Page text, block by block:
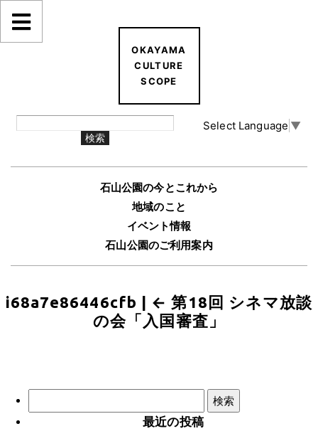
OKAYAMA
CULTURE
SCOPE
Select Language ▼
石山公園の今とこれから
地域のこと
イベント情報
石山公園のご利用案内
i68a7e86446cfb | ←第18回 シネマ放談
の会「入国審査」
索:
最近の投稿